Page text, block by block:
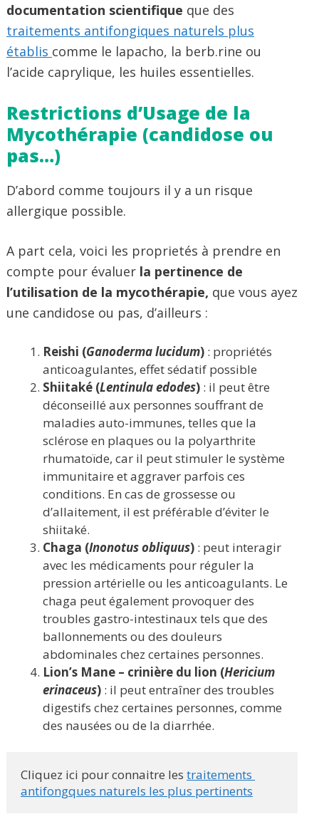
documentation scientifique que des
traitements antifongiques naturels plus
établis comme le lapacho, la berb.rine ou
l’acide caprylique, les huiles essentielles.
Restrictions d’Usage de la
Mycothérapie (candidose ou
pas…)
D’abord comme toujours il y a un risque
allergique possible.
A part cela, voici les proprietés à prendre en
compte pour évaluer la pertinence de
l’utilisation de la mycothérapie, que vous ayez
une candidose ou pas, d’ailleurs :
Reishi (Ganoderma lucidum) : propriétés
anticoagulantes, effet sédatif possible
Shiitaké (Lentinula edodes) : il peut être
déconseillé aux personnes souffrant de
maladies auto-immunes, telles que la
sclérose en plaques ou la polyarthrite
rhumatoïde, car il peut stimuler le système
immunitaire et aggraver parfois ces
conditions. En cas de grossesse ou
d’allaitement, il est préférable d’éviter le
shiitaké.
Chaga (Inonotus obliquus) : peut interagir
avec les médicaments pour réguler la
pression artérielle ou les anticoagulants. Le
chaga peut également provoquer des
troubles gastro-intestinaux tels que des
ballonnements ou des douleurs
abdominales chez certaines personnes.
Lion’s Mane – crinière du lion (Hericium
erinaceus) : il peut entraîner des troubles
digestifs chez certaines personnes, comme
des nausées ou de la diarrhée.
Cliquez ici pour connaitre les traitements
antifongques naturels les plus pertinents